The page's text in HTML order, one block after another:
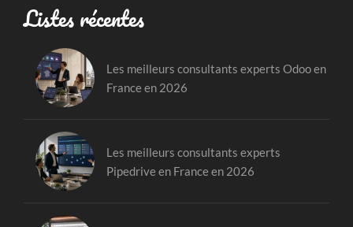
Listes récentes
Les meilleurs consultants experts Odoo en
France en 2026
Les meilleurs consultants experts
Pipedrive en France en 2026